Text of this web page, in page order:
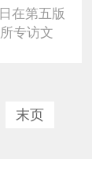
在第五版
专访文
末页